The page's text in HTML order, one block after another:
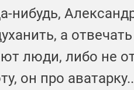
нибудь,
а
люди, либо не
он про